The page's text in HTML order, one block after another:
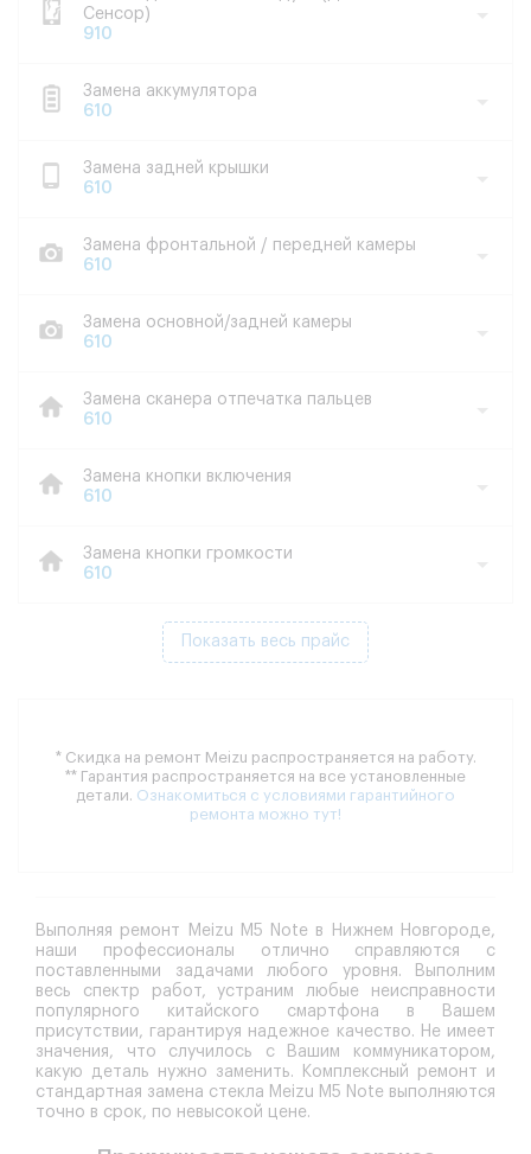
Сенсор)
910
Замена аккумулятора
610
Замена задней крышки
610
Замена фронтальной / передней камеры
610
Замена основной/задней камеры
610
Замена сканера отпечатка пальцев
610
Замена кнопки включения
610
Замена кнопки громкости
610
Показать весь прайс
* Скидка на ремонт Meizu распространяется на работу.
** Гарантия распространяется на все установленные
детали. Ознакомиться с условиями гарантийного
ремонта можно тут!
Выполняя ремонт Meizu M5 Note в Нижнем Новгороде,
наши профессионалы отлично справляются с
поставленными задачами любого уровня. Выполним
весь спектр работ, устраним любые неисправности
популярного китайского смартфона в Вашем
присутствии, гарантируя надежное качество. Не имеет
значения, что случилось с Вашим коммуникатором,
какую деталь нужно заменить. Комплексный ремонт и
стандартная замена стекла Meizu M5 Note выполняются
точно в срок, по невысокой цене.